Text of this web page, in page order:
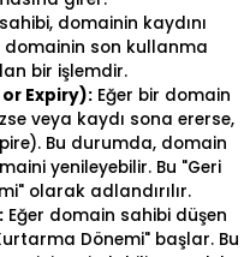
domainin kaydını
domainin son kullanma
bir işlemdir.
Expiry): Eğer bir domain
veya kaydı sona ererse,
Bu durumda, domain
yenileyebilir. Bu "Geri
olarak adlandırılır.
Eğer domain sahibi düşen
Dönemi" başlar. Bu